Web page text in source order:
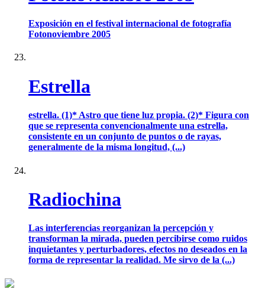
Exposición en el festival internacional de fotografía
Fotonoviembre 2005
Estrella
estrella. (1)* Astro que tiene luz propia. (2)* Figura con
que se representa convencionalmente una estrella,
consistente en un conjunto de puntos o de rayas,
generalmente de la misma longitud, (...)
Radiochina
Las interferencias reorganizan la percepción y
transforman la mirada, pueden percibirse como ruidos
inquietantes y perturbadores, efectos no deseados en la
forma de representar la realidad. Me sirvo de la (...)